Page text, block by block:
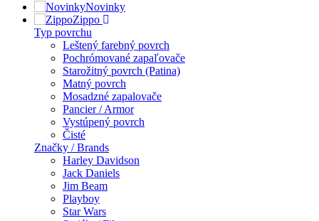
Novinky
Zippo
Typ povrchu
Leštený farebný povrch
Pochrómované zapaľovače
Starožitný povrch (Patina)
Matný povrch
Mosadzné zapalovače
Pancier / Armor
Vystúpený povrch
Čisté
Značky / Brands
Harley Davidson
Jack Daniels
Jim Beam
Playboy
Star Wars